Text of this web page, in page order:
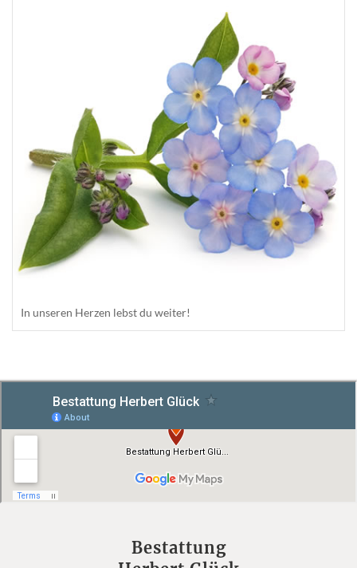
In unseren Herzen lebst du weiter!
Bestattung